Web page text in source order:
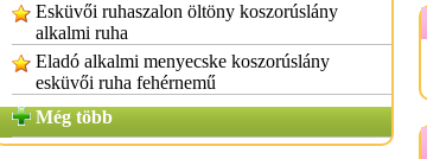
Esküvői ruhaszalon öltöny koszorúslány
alkalmi ruha
Eladó alkalmi menyecske koszorúslány
esküvői ruha fehérnemű
Még több